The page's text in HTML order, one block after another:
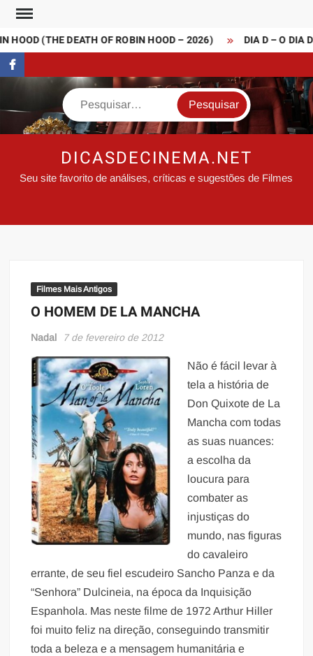
Skip
content
HOOD (THE DEATH OF ROBIN HOOD – 2026) DIA D – O DIA
FaceBook
Search
DICASDECINEMA.NET
Seu site favorito de análises, críticas e sugestões de Filmes
Filmes Mais Antigos
O HOMEM DE LA MANCHA
Nadal 7 de fevereiro de 2012
Não é fácil levar à
tela a história de
Don Quixote de La
Mancha com todas
as suas nuances:
a escolha da
loucura para
combater as
injustiças do
mundo, nas figuras
do cavaleiro
errante, de seu fiel escudeiro Sancho Panza e da
“Senhora” Dulcineia, na época da Inquisição
Espanhola. Mas neste filme de 1972 Arthur Hiller
foi muito feliz na direção, conseguindo transmitir
toda a beleza e a mensagem humanitária e